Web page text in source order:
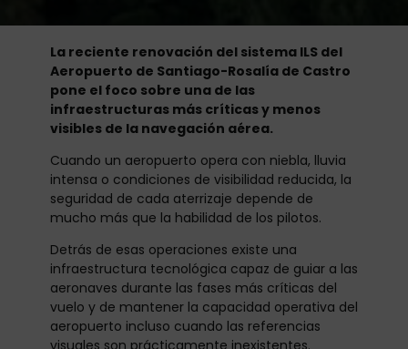
La reciente renovación del sistema ILS del
Aeropuerto de Santiago-Rosalía de Castro
pone el foco sobre una de las
infraestructuras más críticas y menos
visibles de la navegación aérea.
Cuando un aeropuerto opera con niebla, lluvia
intensa o condiciones de visibilidad reducida, la
seguridad de cada aterrizaje depende de
mucho más que la habilidad de los pilotos.
Detrás de esas operaciones existe una
infraestructura tecnológica capaz de guiar a las
aeronaves durante las fases más críticas del
vuelo y de mantener la capacidad operativa del
aeropuerto incluso cuando las referencias